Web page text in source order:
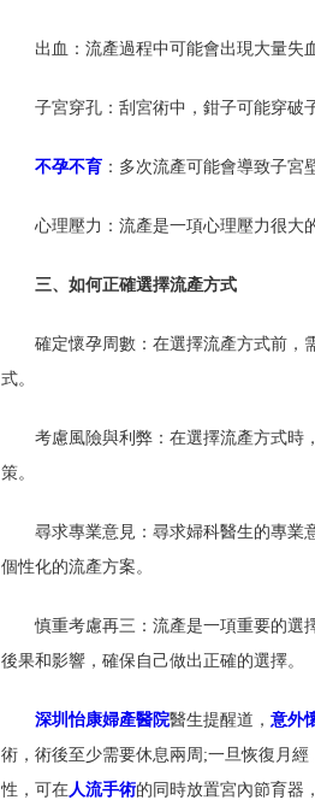
出血：流產過程中可能會出現大量失
子宮穿孔：刮宮術中，鉗子可能穿破
不孕不育：多次流產可能會導致子宮
心理壓力：流產是一項心理壓力很大
三、如何正確選擇流產方式
確定懷孕周數：在選擇流產方式前，
式。
考慮風險與利弊：在選擇流產方式時
策。
尋求專業意見：尋求婦科醫生的專業
個性化的流產方案。
慎重考慮再三：流產是一項重要的選
後果和影響，確保自己做出正確的選擇。
深圳怡康婦產醫院醫生提醒道， 意外
術，術後至少需要休息兩周;一旦恢復月
性，可在人流手術的同時放置宮內節育器